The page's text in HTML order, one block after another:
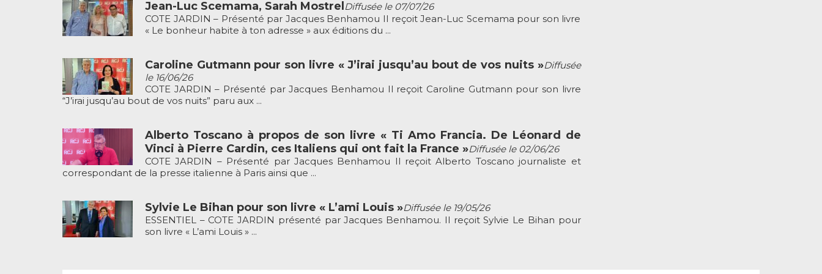
Jean-Luc Scemama, Sarah Mostrel Diffusée le 07/07/26
COTE JARDIN – Présenté par Jacques Benhamou Il reçoit Jean-Luc Scemama pour son livre
« Le bonheur habite à ton adresse » aux éditions du ...
Caroline Gutmann pour son livre « J’irai jusqu’au bout de vos nuits »Diffusée
le 16/06/26
COTE JARDIN – Présenté par Jacques Benhamou Il reçoit Caroline Gutmann pour son livre
“J’irai jusqu’au bout de vos nuits” paru aux ...
Alberto Toscano à propos de son livre « Ti Amo Francia. De Léonard de
Vinci à Pierre Cardin, ces Italiens qui ont fait la France »Diffusée le 02/06/26
COTE JARDIN – Présenté par Jacques Benhamou Il reçoit Alberto Toscano journaliste et
correspondant de la presse italienne à Paris ainsi que ...
Sylvie Le Bihan pour son livre « L’ami Louis »Diffusée le 19/05/26
ESSENTIEL – COTE JARDIN présenté par Jacques Benhamou. Il reçoit Sylvie Le Bihan pour
son livre « L’ami Louis » ...